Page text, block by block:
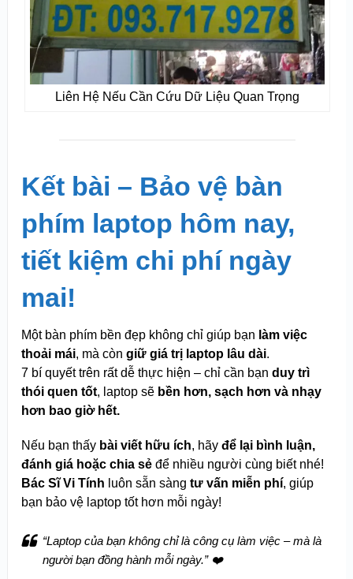
Liên Hệ Nếu Cần Cứu Dữ Liệu Quan Trọng
Kết bài – Bảo vệ bàn
phím laptop hôm nay,
tiết kiệm chi phí ngày
mai!
Một bàn phím bền đẹp không chỉ giúp bạn làm việc
thoải mái, mà còn giữ giá trị laptop lâu dài.
7 bí quyết trên rất dễ thực hiện – chỉ cần bạn duy trì
thói quen tốt, laptop sẽ bền hơn, sạch hơn và nhạy
hơn bao giờ hết.
Nếu bạn thấy bài viết hữu ích, hãy để lại bình luận,
đánh giá hoặc chia sẻđể nhiều người cùng biết nhé!
Bác Sĩ Vi Tính luôn sẵn sàng tư vấn miễn phí, giúp
bạn bảo vệ laptop tốt hơn mỗi ngày!
“Laptop của bạn không chỉ là công cụ làm việc – mà là
người bạn đồng hành mỗi ngày.”❤️